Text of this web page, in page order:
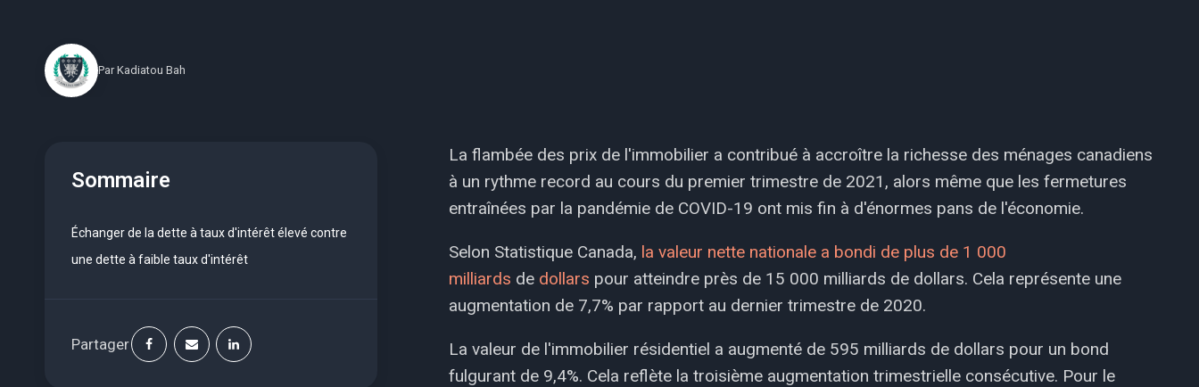
Par Kadiatou Bah
Sommaire
Échanger de la dette à taux d'intérêt élevé contre
une dette à faible taux d'intérêt
Partager
La flambée des prix de l'immobilier a contribué à accroître la richesse des ménages canadiens
à un rythme record au cours du premier trimestre de 2021, alors même que les fermetures
entraînées par la pandémie de COVID-19 ont mis fin à d'énormes pans de l'économie.
Selon Statistique Canada, la valeur nette nationale a bondi de plus de 1 000
milliards de dollars pour atteindre près de 15 000 milliards de dollars. Cela représente une
augmentation de 7,7% par rapport au dernier trimestre de 2020.
La valeur de l'immobilier résidentiel a augmenté de 595 milliards de dollars pour un bond
fulgurant de 9,4%. Cela reflète la troisième augmentation trimestrielle consécutive. Pour le